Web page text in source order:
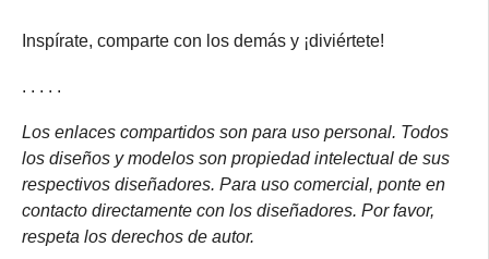
Inspírate, comparte con los demás y ¡diviértete!
. . . . .
Los enlaces compartidos son para uso personal. Todos
los diseños y modelos son propiedad intelectual de sus
respectivos diseñadores. Para uso comercial, ponte en
contacto directamente con los diseñadores. Por favor,
respeta los derechos de autor.